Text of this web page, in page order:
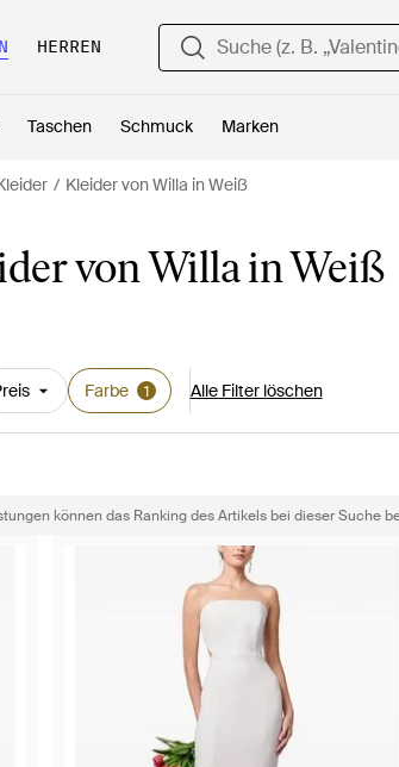
HERREN
Taschen Schmuck Marken
Kleider von Willa in Weiß
von Willa in Weiß
Farbe 1 Alle Filter löschen
können das Ranking des Artikels bei dieser